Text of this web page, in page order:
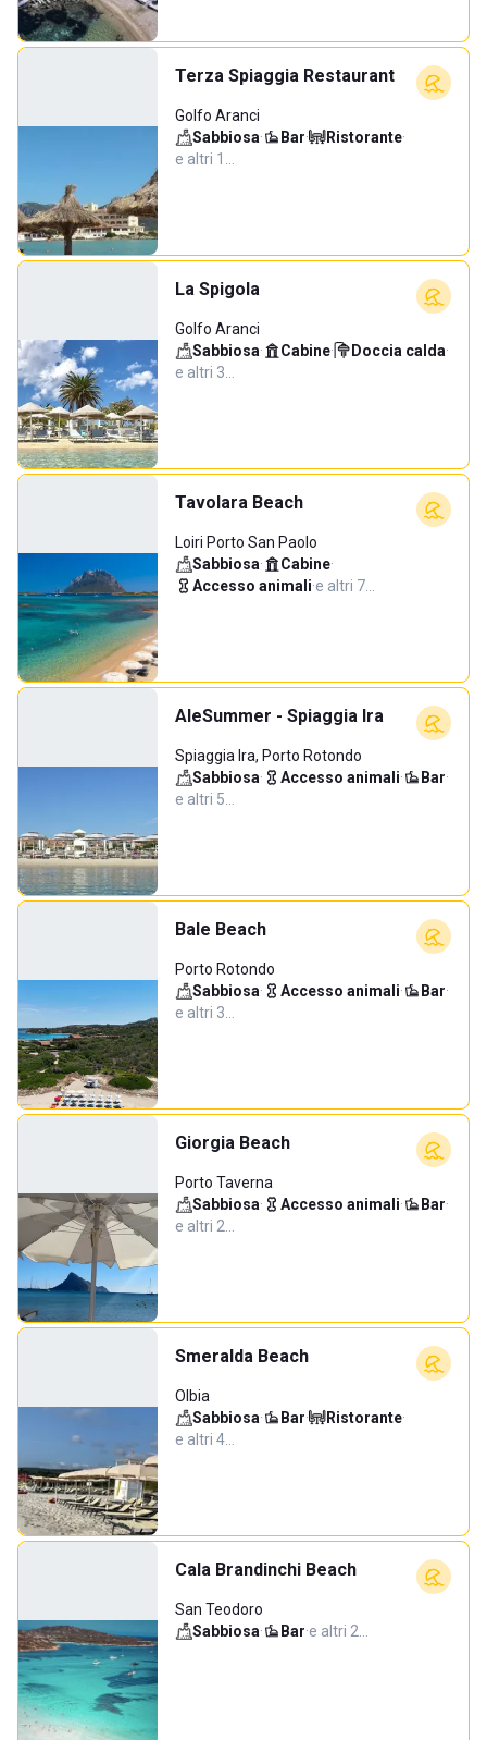
Terza Spiaggia Restaurant
Golfo Aranci
Sabbiosa· Bar· Ristorante·
e altri 1…
La Spigola
Golfo Aranci
Sabbiosa· Cabine· Doccia calda·
e altri 3…
Tavolara Beach
Loiri Porto San Paolo
Sabbiosa· Cabine·
Accesso animali·e altri 7…
AleSummer - Spiaggia Ira
Spiaggia Ira, Porto Rotondo
Sabbiosa· Accesso animali· Bar·
e altri 5…
Bale Beach
Porto Rotondo
Sabbiosa· Accesso animali· Bar·
e altri 3…
Giorgia Beach
Porto Taverna
Sabbiosa· Accesso animali· Bar·
e altri 2…
Smeralda Beach
Olbia
Sabbiosa· Bar· Ristorante·
e altri 4…
Cala Brandinchi Beach
San Teodoro
Sabbiosa· Bar·e altri 2…